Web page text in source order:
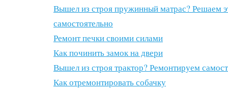
Вышел из строя пружинный матрас? Решаем
самостоятельно
Ремонт печки своими силами
Как починить замок на двери
Вышел из строя трактор? Ремонтируем
Как отремонтировать собачку